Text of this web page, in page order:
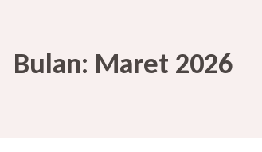
Bulan: Maret 2026